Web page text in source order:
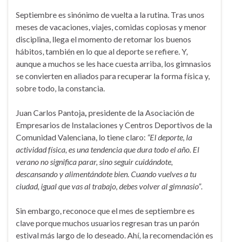
Septiembre es sinónimo de vuelta a la rutina. Tras unos
meses de vacaciones, viajes, comidas copiosas y menor
disciplina, llega el momento de retomar los buenos
hábitos, también en lo que al deporte se refiere. Y,
aunque a muchos se les hace cuesta arriba, los gimnasios
se convierten en aliados para recuperar la forma física y,
sobre todo, la constancia.
Juan Carlos Pantoja, presidente de la Asociación de
Empresarios de Instalaciones y Centros Deportivos de la
Comunidad Valenciana, lo tiene claro: “El deporte, la
actividad física, es una tendencia que dura todo el año. El
verano no significa parar, sino seguir cuidándote,
descansando y alimentándote bien. Cuando vuelves a tu
ciudad, igual que vas al trabajo, debes volver al gimnasio”.
Sin embargo, reconoce que el mes de septiembre es
clave porque muchos usuarios regresan tras un parón
estival más largo de lo deseado. Ahí, la recomendación es